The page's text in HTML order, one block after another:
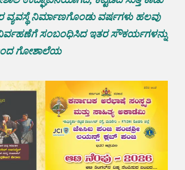
ವ್ಯವಸ್ಥೆ ನಿರ್ಮಾಣಗೊಂಡು ವರ್ಷಗಳು ಹಲವು
ಸಂಬಂಧಿಸಿದ ಇತರ ಸೌಕರ್ಯಗಳನ್ನು
ಗೋಶಾಲೆಯ